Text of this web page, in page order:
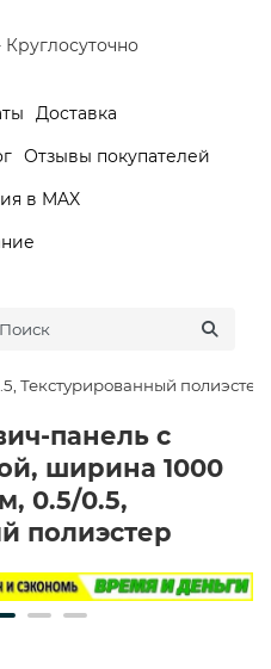
Доставка
Отзывы покупателей
в MAX
Текстурированный полиэстер
панель с
ширина 1000
0.5/0.5,
полиэстер